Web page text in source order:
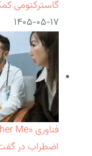
گاسترکتومی
۱۴۰۵-۰۵-۱۷
اضطراب در